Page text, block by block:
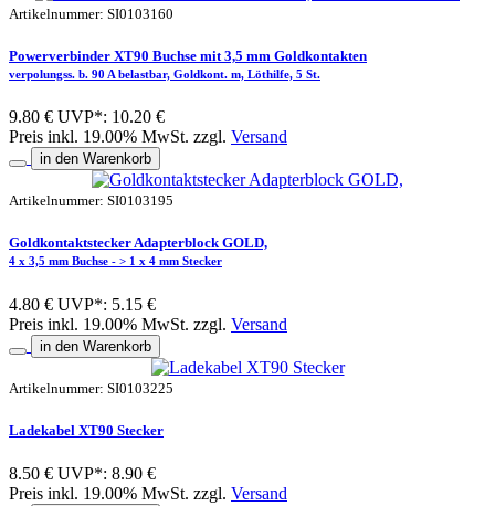
Artikelnummer: SI0103160
Powerverbinder XT90 Buchse mit 3,5 mm Goldkontakten
verpolungss. b. 90 A belastbar, Goldkont. m, Löthilfe, 5 St.
9.80 € UVP*: 10.20 €
Preis inkl. 19.00% MwSt. zzgl. Versand
in den Warenkorb
Artikelnummer: SI0103195
Goldkontaktstecker Adapterblock GOLD,
4 x 3,5 mm Buchse - > 1 x 4 mm Stecker
4.80 € UVP*: 5.15 €
Preis inkl. 19.00% MwSt. zzgl. Versand
in den Warenkorb
Artikelnummer: SI0103225
Ladekabel XT90 Stecker
8.50 € UVP*: 8.90 €
Preis inkl. 19.00% MwSt. zzgl. Versand